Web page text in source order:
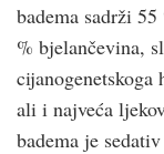
badema sadrži
% bjelančevina,
cijanogenetskoga
ali i najveća
badema je